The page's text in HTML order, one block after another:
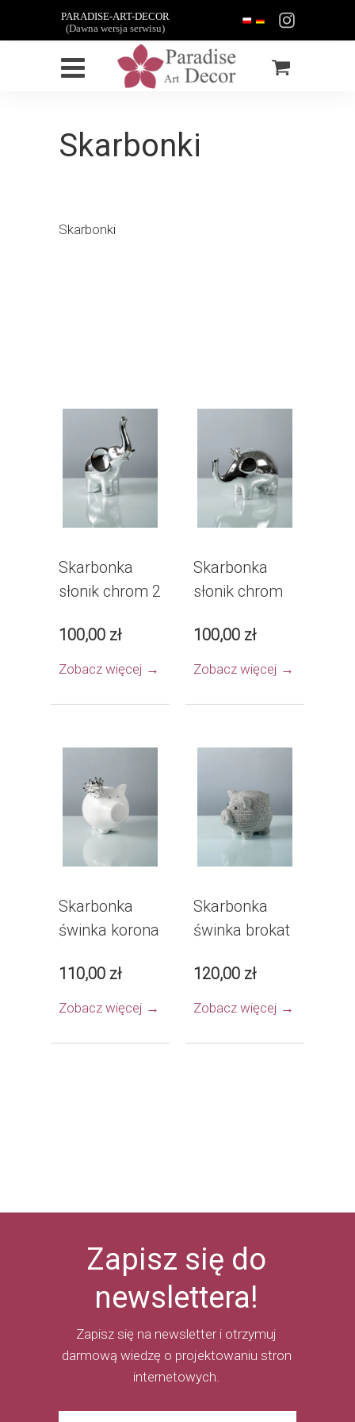
Zapisz się na newsletter i otrzymuj
darmową wiedzę o projektowaniu stron
internetowych.
Zapisz się do
newslettera!
PARADISE-ART-DECOR
(Dawna wersja serwisu)
Skarbonka
słonik chrom 2
100,00 zł
Zobacz więcej →
Skarbonka
słonik chrom
100,00 zł
Zobacz więcej →
Skarbonka
świnka korona
110,00 zł
Zobacz więcej →
Skarbonka
świnka brokat
120,00 zł
Zobacz więcej →
Skarbonki
Skarbonki